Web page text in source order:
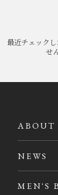
最近チェック
せ
ABOUT
NEWS
MEN'S